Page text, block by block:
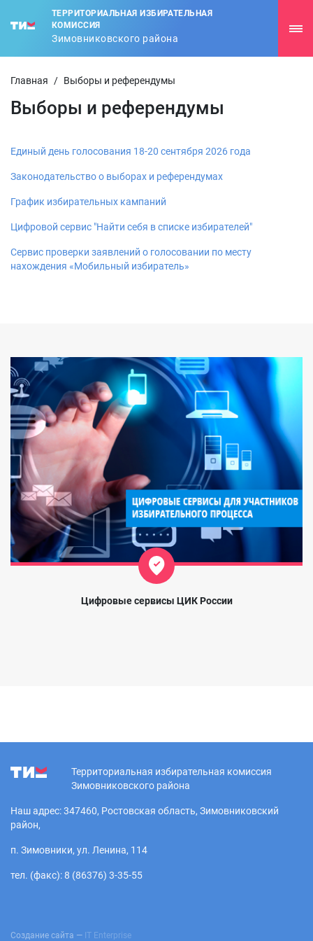
ТЕРРИТОРИАЛЬНАЯ ИЗБИРАТЕЛЬНАЯ
КОМИССИЯ
Зимовниковского района
Главная / Выборы и референдумы
Выборы и референдумы
Единый день голосования 18-20 сентября 2026 года
Законодательство о выборах и референдумах
График избирательных кампаний
Цифровой сервис "Найти себя в списке избирателей"
Сервис проверки заявлений о голосовании по месту
нахождения «Мобильный избиратель»
Цифровые сервисы ЦИК России
Территориальная избирательная комиссия
Зимовниковского района
Наш адрес: 347460, Ростовская область, Зимовниковский
район,
п. Зимовники, ул. Ленина, 114
тел. (факс): 8 (86376) 3-35-55
Создание сайта — IT Enterprise